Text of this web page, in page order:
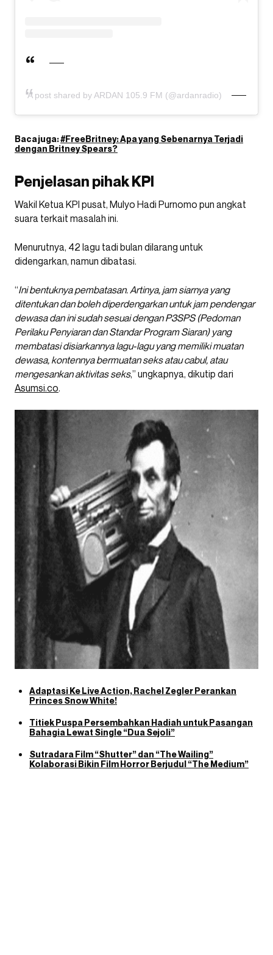
A post shared by ARDAN 105.9 FM (@ardanradio)
Baca juga:#FreeBritney: Apa yang Sebenarnya Terjadi
dengan Britney Spears?
Penjelasan pihak KPI
Wakil Ketua KPI pusat, Mulyo Hadi Purnomo pun angkat
suara terkait masalah ini.
Menurutnya, 42 lagu tadi bulan dilarang untuk
didengarkan, namun dibatasi.
“Ini bentuknya pembatasan. Artinya, jam siarnya yang
ditentukan dan boleh diperdengarkan untuk jam pendengar
dewasa dan ini sudah sesuai dengan P3SPS (Pedoman
Perilaku Penyiaran dan Standar Program Siaran) yang
membatasi disiarkannya lagu-lagu yang memiliki muatan
dewasa, kontennya bermuatan seks atau cabul, atau
mengesankan aktivitas seks,” ungkapnya, dikutip dari
Asumsi.co.
Adaptasi Ke Live Action, Rachel Zegler Perankan
Princes Snow White!
Titiek Puspa Persembahkan Hadiah untuk Pasangan
Bahagia Lewat Single “Dua Sejoli”
Sutradara Film “Shutter” dan “The Wailing”
Kolaborasi Bikin Film Horror Berjudul “The Medium”